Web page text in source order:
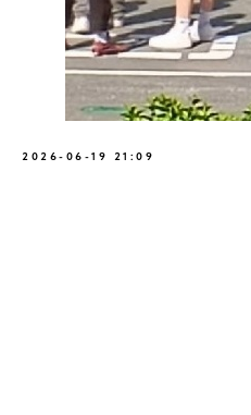
2026-06-19 21:09